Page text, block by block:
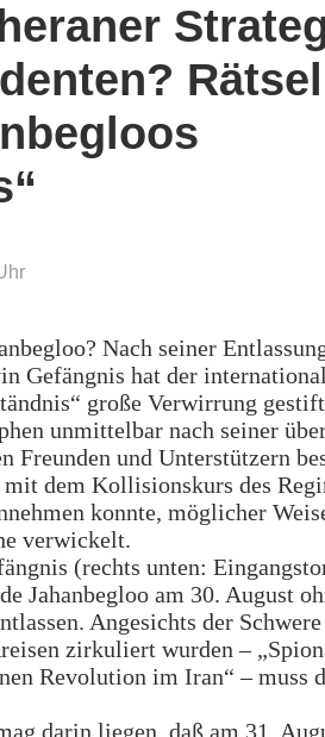
Nach seiner
Gefängnis hat der
große Verwirrung
unmittelbar nach seiner
Freunden und Unterstützern
dem Kollisionskurs des
konnte, möglicher
verwickelt.
(rechts unten:
Jahanbegloo am 30. August
Angesichts der
zirkuliert wurden –
Revolution im Iran“ – muss
darin liegen, daß am 31.